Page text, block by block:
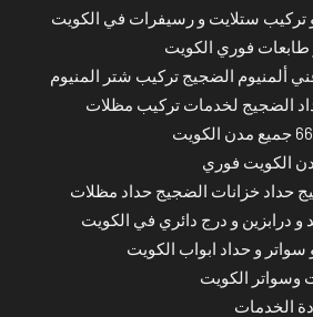
طابعات فوري الكويت
ألمنيوم الضجيج تركيب شتر المنيوم
الضجيج لخدمات تركيب مظلات
الكويت فوري
حداد خزانات الضجيج حداد مظلات
و درابزين و درج دائري في الكويت
و حداد ابواب الكويت
وسواتر الكويت
الخدمات